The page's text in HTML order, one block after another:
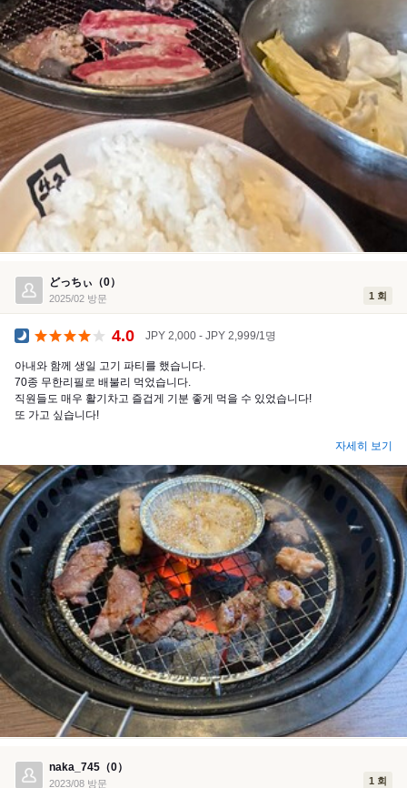
どっちぃ（0）
2025/02 방문 1 회
4.0 JPY 2,000 - JPY 2,999/1명
아내와 함께 생일 고기 파티를 했습니다.
70종 무한리필로 배불리 먹었습니다.
직원들도 매우 활기차고 즐겁게 기분 좋게 먹을 수 있었습니다!
또 가고 싶습니다!
자세히 보기
naka_745（0）
2023/08 방문 1 회